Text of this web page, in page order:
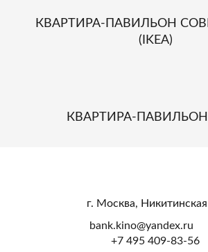
КВАРТИРА-ПАВИЛЬОН
(IKEA)
КВАРТИРА-
г. Москва,
bank.kino@yandex.ru
+7 495 409-83-56